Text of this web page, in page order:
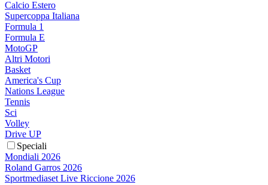
Calcio Estero
Supercoppa Italiana
Formula 1
Formula E
MotoGP
Altri Motori
Basket
America's Cup
Nations League
Tennis
Sci
Volley
Drive UP
Speciali
Mondiali 2026
Roland Garros 2026
Sportmediaset Live Riccione 2026